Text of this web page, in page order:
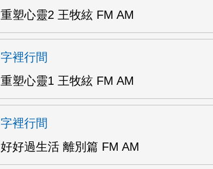
重塑心靈2 王牧絃 FM AM
字裡行間
重塑心靈1 王牧絃 FM AM
字裡行間
好好過生活 離別篇 FM AM